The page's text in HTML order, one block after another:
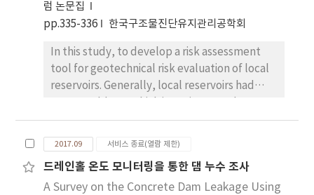
럼 논문집
pp.335-336
한국구조물진단유지관리공학회
In this study, to develop a risk assessment
tool for geotechnical risk evaluation of local
reservoirs. Generally, local reservoirs had
compaction, differential settlement,
leakage of adjacent conduit, material
problem of adjacent spillway etc. Therefore,
this study to develop geotechnical failure
mode scenario for local reservoirs, and risk
2017.09 서비스 종료(열람 제한)
드레인홀 온도 모니터링을 통한 댐 누수 조사
A Survey on the Concrete Dam Leakage Using